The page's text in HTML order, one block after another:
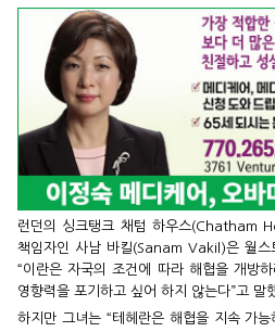
런던의 싱크탱크 채텀 하우스(Chatham
책임자인 사남 바킬(Sanam Vakil)은 월스
“이란은 자국의 조건에 따라 해협을 개방
영향력을 포기하고 싶어 하지 않는다”고 말
하지만 그녀는 “테헤란은 해협을 지속 가